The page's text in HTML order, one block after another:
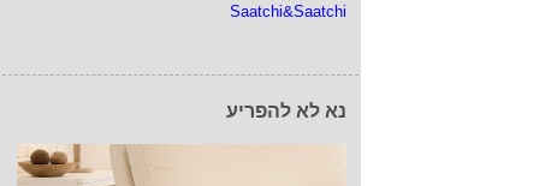
Saatchi&Saatchi
נא לא להפריע